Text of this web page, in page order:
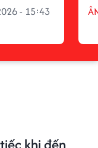
- 15:43